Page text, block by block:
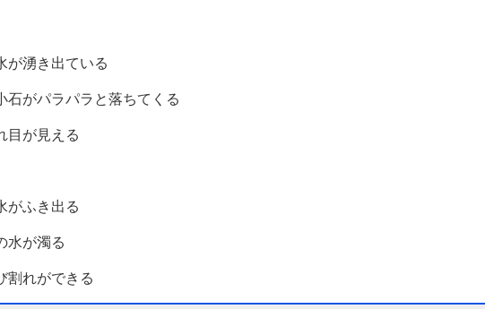
湧き出ている
がパラパラと落ちてくる
目が見える
がふき出る
水が濁る
れができる